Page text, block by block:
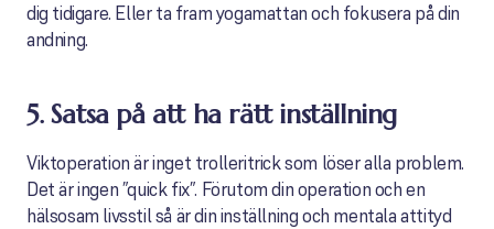
dig tidigare. Eller ta fram yogamattan och fokusera på din
andning.
5. Satsa på att ha rätt inställning
Viktoperation är inget trolleritrick som löser alla problem.
Det är ingen ”quick fix”. Förutom din operation och en
hälsosam livsstil så är din inställning och mentala attityd